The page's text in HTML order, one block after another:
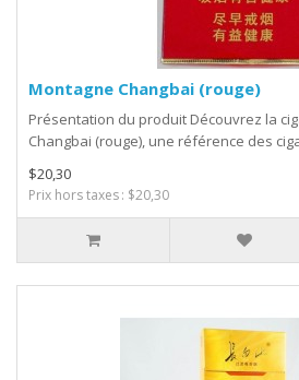
Montagne Changbai (rouge)
Présentation du produit Découvrez la
Changbai (rouge), une référence des
$20,30
Prix hors taxes : $20,30